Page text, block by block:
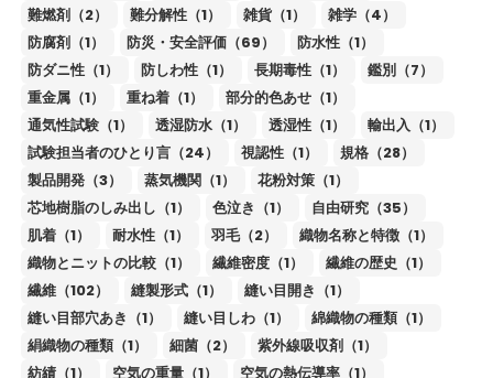
難燃剤（2）
難分解性（1） 雑貨（1）
雑学（4）
防腐剤（1）
防災・安全評価（69）
防水性（1）
防ダニ性（1）
防しわ性（1） 長期毒性（1）
鑑別（7）
重金属（1）
重ね着（1）
部分的色あせ（1）
通気性試験（1）
透湿防水（1） 透湿性（1）
輸出入（1）
試験担当者のひとり言（24）
視認性（1）
規格（28）
製品開発（3）
蒸気機関（1）
花粉対策（1）
芯地樹脂のしみ出し（1）
色泣き（1）
自由研究（35）
肌着（1）
耐水性（1） 羽毛（2）
織物名称と特徴（1）
織物とニットの比較（1）
繊維密度（1）
繊維の歴史（1）
繊維（102）
縫製形式（1）
縫い目開き（1）
縫い目部穴あき（1）
縫い目しわ（1）
綿織物の種類（1）
絹織物の種類（1）
細菌（2）
紫外線吸収剤（1）
紡績（1）
空気の重量（1）
空気の熱伝導率（1）